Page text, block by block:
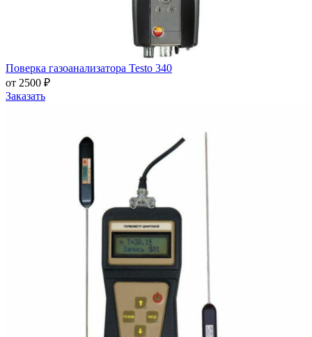
Поверка газоанализатора Testo 340
от 2500 ₽
Заказать